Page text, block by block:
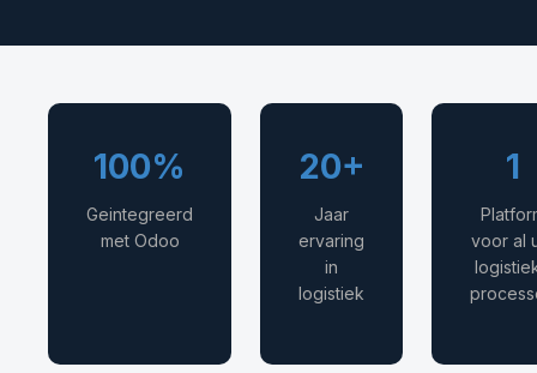
100%
Geintegreerd
met Odoo
20+
Jaar
ervaring
in
logistiek
1
voor al